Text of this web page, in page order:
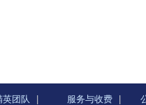
英团队 服务与收费